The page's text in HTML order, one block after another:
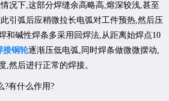
况下,这部分焊缝余高略高,熔深较浅,甚至
引弧后应稍微拉长电弧对工件预热,然后压
和碱性焊条多采用回焊法,从距离始焊点10
接铜轮逐渐压低电弧,同时焊条做微微摆动,
,然后进行正常的焊接。
?有什么作用?